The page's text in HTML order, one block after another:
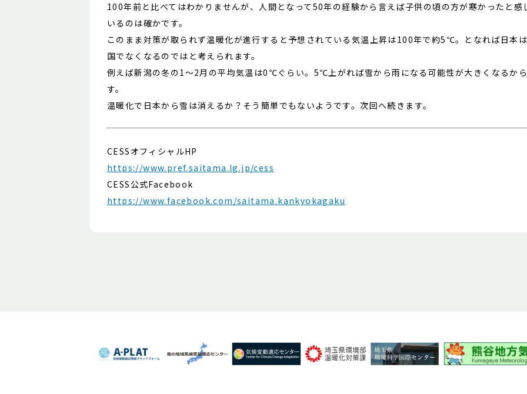
100年前と比べてはわかりませんが、人間となって50年の経験から言えば子供の頃の方が寒かったと感
いるのは確かです。
このまま対策が取られず温暖化が進行すると予想されている気温上昇は100年で約5℃。となれば日本
国でなくなるのではと考えられます。
例えば新潟の冬の1〜2月の平均気温は0℃ぐらい。5℃上がれば雪から雨になる可能性が大きくなるか
す。
温暖化で日本から雪は消えるか？そう簡単でもないようです。次回へ続きます。
CESSオフィシャルHP
https://www.pref.saitama.lg.jp/cess
CESS公式Facebook
https://www.facebook.com/saitama.kankyokagaku